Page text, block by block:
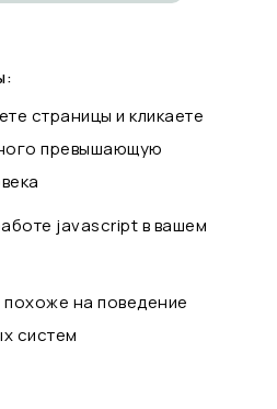
страницы и кликаете
превышающую
javascript в вашем
на поведение
систем